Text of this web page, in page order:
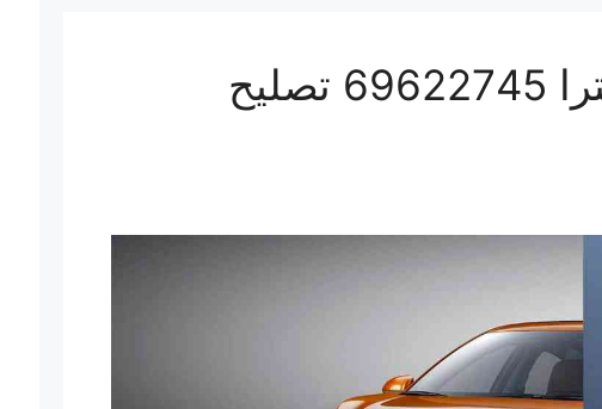
كراج كهرباء سيارة سينترا 69622745 تصليح